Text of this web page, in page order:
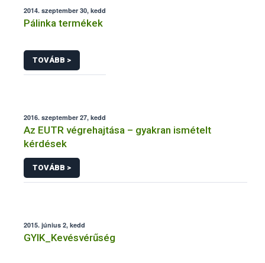
2014. szeptember 30, kedd
Pálinka termékek
TOVÁBB >
2016. szeptember 27, kedd
Az EUTR végrehajtása – gyakran ismételt
kérdések
TOVÁBB >
2015. június 2, kedd
GYIK_Kevésvérűség